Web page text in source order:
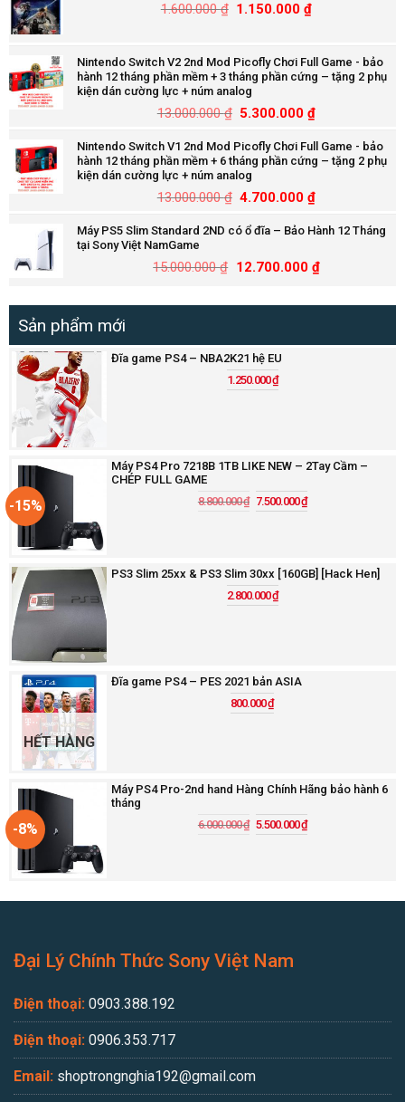
1.600.000₫ 1.150.000₫
Nintendo Switch V2 2nd Mod Picofly Chơi Full Game - bảo
hành 12 tháng phần mềm + 3 tháng phần cứng – tặng 2 phụ
kiện dán cường lực + núm analog
13.000.000₫ 5.300.000₫
Nintendo Switch V1 2nd Mod Picofly Chơi Full Game - bảo
hành 12 tháng phần mềm + 6 tháng phần cứng – tặng 2 phụ
kiện dán cường lực + núm analog
13.000.000₫ 4.700.000₫
Máy PS5 Slim Standard 2ND có ổ đĩa – Bảo Hành 12 Tháng
tại Sony Việt NamGame
15.000.000₫ 12.700.000 ₫
Sản phẩm mới
Đĩa game PS4 – NBA2K21 hệ EU
1.250.000₫
-15%
Máy PS4 Pro 7218B 1TB LIKE NEW – 2Tay Cầm –
CHÉP FULL GAME
8.800.000₫ 7.500.000₫
PS3 Slim 25xx & PS3 Slim 30xx [160GB] [Hack Hen]
2.800.000₫
HẾT HÀNG
Đĩa game PS4 – PES 2021 bản ASIA
800.000₫
-8%
Máy PS4 Pro-2nd hand Hàng Chính Hãng bảo hành 6
tháng
6.000.000₫ 5.500.000₫
Đại Lý Chính Thức Sony Việt Nam
Điện thoại: 0903.388.192
Điện thoại: 0906.353.717
Email: shoptrongnghia192@gmail.com